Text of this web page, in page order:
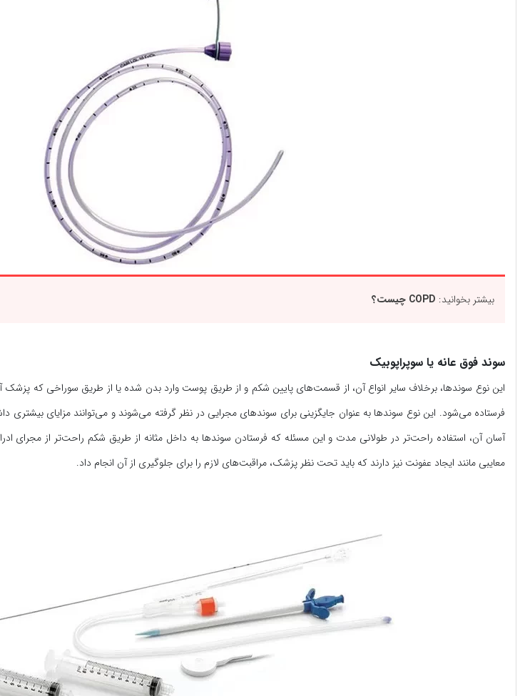
بیشتر بخوانید: COPD چیست؟
سوند فوق عانه یا سوپراپوبیک
این نوع سوندها، برخلاف سایر انواع آن، از قسمت‌های پایین شکم و از طریق پوست وارد بدن شده یا از طریق سوراخی که پزشک آن
فرستاده می‌شود. این نوع سوندها به عنوان جایگزینی برای سوندهای مجرایی در نظر گرفته می‌شوند و می‌توانند مزایای بیشتری
آسان آن، استفاده راحت‌تر در طولانی مدت و این مسئله که فرستادن سوندها به داخل مثانه از طریق شکم راحت‌تر از مجرای
معایبی مانند ایجاد عفونت نیز دارند که باید تحت نظر پزشک، مراقبت‌های لازم را برای جلوگیری از آن انجام داد.